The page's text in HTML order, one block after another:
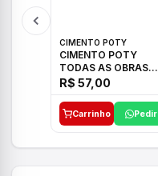
CIMENTO POTY
CIMENTO POTY
TODAS AS OBRAS
50KG CP-II F/32
R$ 57,00
Carrinho Pedir